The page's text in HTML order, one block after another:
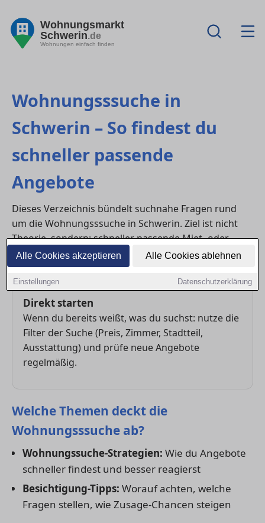
Alle Cookies akzeptieren Alle Cookies ablehnen
Einstellungen Datenschutzerklärung
Wohnungsmarkt
Schwerin.de
Wohnungen einfach finden
Wohnungsssuche in
Schwerin – So findest du
schneller passende
Angebote
Dieses Verzeichnis bündelt suchnahe Fragen rund
um die Wohnungsssuche in Schwerin. Ziel ist nicht
Theorie, sondern: schneller passende Miet- oder
Kaufangebote finden, Besichtigungen sinnvoll nutzen
und bei guten Objekten zügig reagieren.
Direkt starten
Wenn du bereits weißt, was du suchst: nutze die
Filter der Suche (Preis, Zimmer, Stadtteil,
Ausstattung) und prüfe neue Angebote
regelmäßig.
Welche Themen deckt die
Wohnungsssuche ab?
Wohnungssuche-Strategien: Wie du Angebote
schneller findest und besser reagierst
Besichtigung-Tipps: Worauf achten, welche
Fragen stellen, wie Zusage-Chancen steigen